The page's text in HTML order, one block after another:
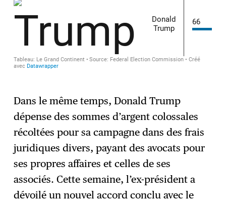
Dans le même temps, Donald Trump
dépense des sommes d’argent colossales
récoltées pour sa campagne dans des frais
juridiques divers, payant des avocats pour
ses propres affaires et celles de ses
associés. Cette semaine, l’ex-président a
dévoilé un nouvel accord conclu avec le